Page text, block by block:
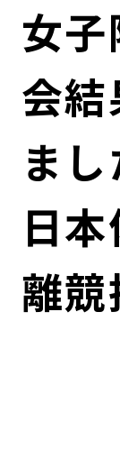
ガバナンス
コンダクト向上
ローカル共
株式情報
財務情報・IR資
IRニュース
サステナビリテ
持続可能な金融
環境
ESGデータ集
女
会
ま
日
離競